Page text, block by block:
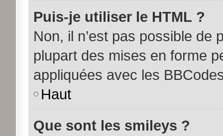
Puis-je utiliser le HTML ?
Non, il n’est pas possible de
plupart des mises en forme
appliquées avec les
Haut
Que sont les smileys ?